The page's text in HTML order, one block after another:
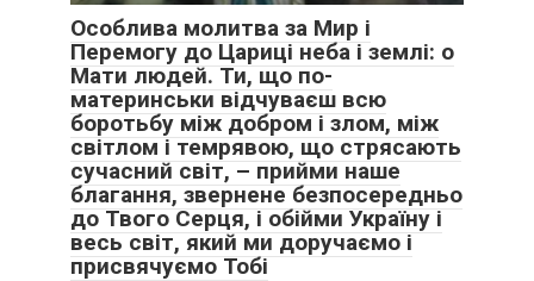
Особлива молитва за Мир і
Перемогу до Цариці неба і землі: о
Мати людей. Ти, що по-
материнськи відчуваєш всю
боротьбу між добром і злом, між
світлом і темрявою, що стрясають
сучасний світ, – прийми наше
благання, звернене безпосередньо
до Твого Серця, і обійми Україну і
весь світ, який ми доручаємо і
присвячуємо Тобі